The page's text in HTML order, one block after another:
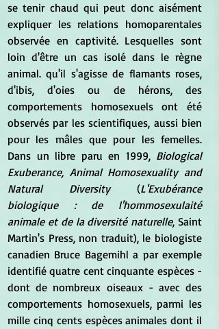
se tenir chaud qui peut donc aisément
expliquer les relations homoparentales
observée en captivité. Lesquelles sont
loin d'être un cas isolé dans le règne
animal. qu'il s'agisse de flamants roses,
d'ibis, d'oies ou de hérons, des
comportements homosexuels ont été
observés par les scientifiques, aussi bien
pour les mâles que pour les femelles.
Dans un libre paru en 1999, Biological
Exuberance, Animal Homosexuality and
Natural Diversity (L'Exubérance
biologique : de l'hommosexulaité
animale et de la diversité naturelle, Saint
Martin's Press, non traduit), le biologiste
canadien Bruce Bagemihl a par exemple
identifié quatre cent cinquante espèces -
dont de nombreux oiseaux - avec des
comportements homosexuels, parmi les
mille cinq cents espèces animales dont il